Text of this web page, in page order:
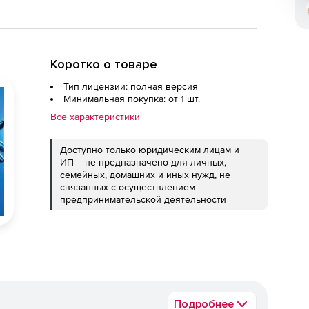
Коротко о товаре
Тип лицензии: полная версия
Минимальная покупка: от 1 шт.
Все характеристики
Доступно только юридическим лицам и
ИП – не предназначено для личных,
семейных, домашних и иных нужд, не
связанных с осуществлением
предпринимательской деятельности
Подробнее